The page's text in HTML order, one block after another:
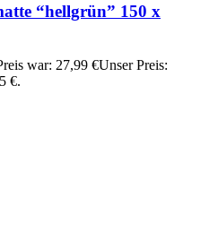
“hellgrün” 150 x
war: 27,99 €Unser Preis:
€.